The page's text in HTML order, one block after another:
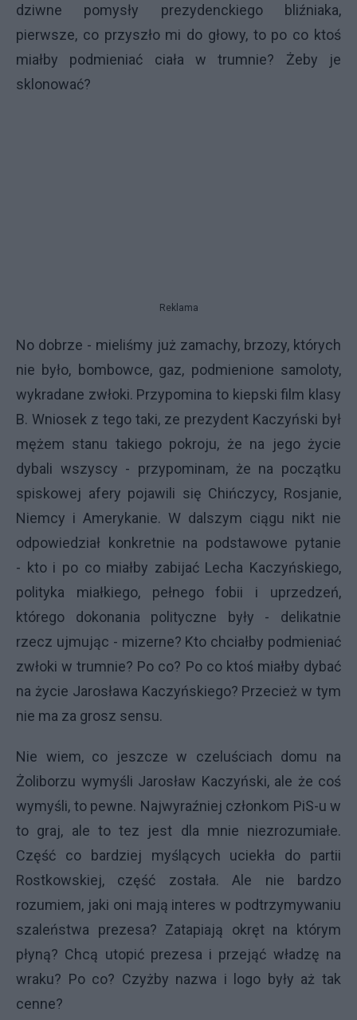
dziwne pomysły prezydenckiego bliźniaka,
pierwsze, co przyszło mi do głowy, to po co ktoś
miałby podmieniać ciała w trumnie? Żeby je
sklonować?
Reklama
No dobrze - mieliśmy już zamachy, brzozy, których
nie było, bombowce, gaz, podmienione samoloty,
wykradane zwłoki. Przypomina to kiepski film klasy
B. Wniosek z tego taki, ze prezydent Kaczyński był
mężem stanu takiego pokroju, że na jego życie
dybali wszyscy - przypominam, że na początku
spiskowej afery pojawili się Chińczycy, Rosjanie,
Niemcy i Amerykanie. W dalszym ciągu nikt nie
odpowiedział konkretnie na podstawowe pytanie
- kto i po co miałby zabijać Lecha Kaczyńskiego,
polityka miałkiego, pełnego fobii i uprzedzeń,
którego dokonania polityczne były -
delikatnie
rzecz ujmując - mizerne? Kto chciałby podmieniać
zwłoki w trumnie? Po co? Po co ktoś miałby dybać
na życie Jarosława Kaczyńskiego? Przecież w tym
nie ma za grosz sensu.
Nie wiem, co jeszcze w czeluściach domu na
Żoliborzu wymyśli Jarosław Kaczyński, ale że coś
wymyśli, to pewne. Najwyraźniej członkom PiS-u w
to graj, ale to tez jest dla mnie niezrozumiałe.
Część co bardziej myślących uciekła do partii
Rostkowskiej, część została. Ale nie bardzo
rozumiem, jaki oni mają interes w podtrzymywaniu
szaleństwa prezesa? Zatapiają okręt na którym
płyną? Chcą utopić prezesa i przejąć władzę na
wraku? Po co? Czyżby nazwa i logo były aż tak
cenne?